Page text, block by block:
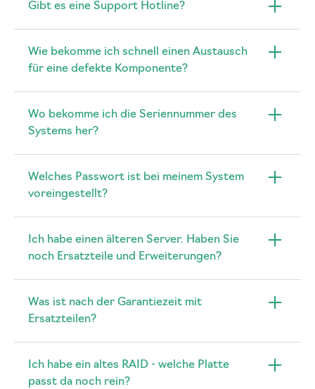
Gibt es eine Support Hotline?
Wie bekomme ich schnell einen Austausch
für eine defekte Komponente?
Wo bekomme ich die Seriennummer des
Systems her?
Welches Passwort ist bei meinem System
voreingestellt?
Ich habe einen älteren Server. Haben Sie
noch Ersatzteile und Erweiterungen?
Was ist nach der Garantiezeit mit
Ersatzteilen?
Ich habe ein altes RAID - welche Platte
passt da noch rein?